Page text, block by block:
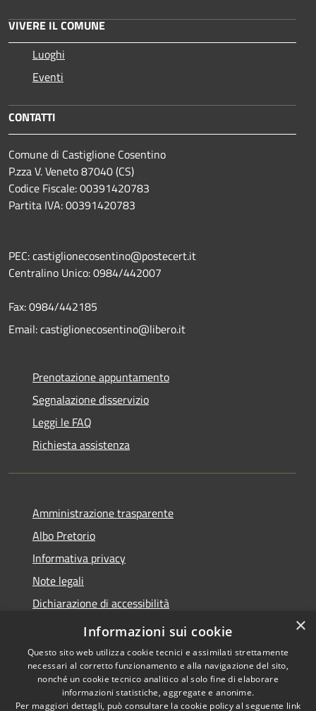
VIVERE IL COMUNE
Luoghi
Eventi
CONTATTI
Comune di Castiglione Cosentino
P.zza V. Veneto 87040 (CS)
Codice Fiscale: 00391420783
Partita IVA: 00391420783
PEC: castiglionecosentino@postecert.it
Centralino Unico: 0984/442007
Fax: 0984/442185
Email: castiglionecosentino@libero.it
Prenotazione appuntamento
Segnalazione disservizio
Leggi le FAQ
Richiesta assistenza
Amministrazione trasparente
Albo Pretorio
Informativa privacy
Note legali
Dichiarazione di accessibilità
Feedback e Recapiti
Copyright © 2026 • Comune di
×
Informazioni sui cookie
Questo sito web utilizza cookie tecnici e assimilati strettamente
necessari al corretto funzionamento e alla navigazione del sito,
nonché un cookie tecnico analitico al solo fine di elaborare
informazioni statistiche, aggregate e anonime.
Per maggiori dettagli, può consultare la cookie policy al seguente link